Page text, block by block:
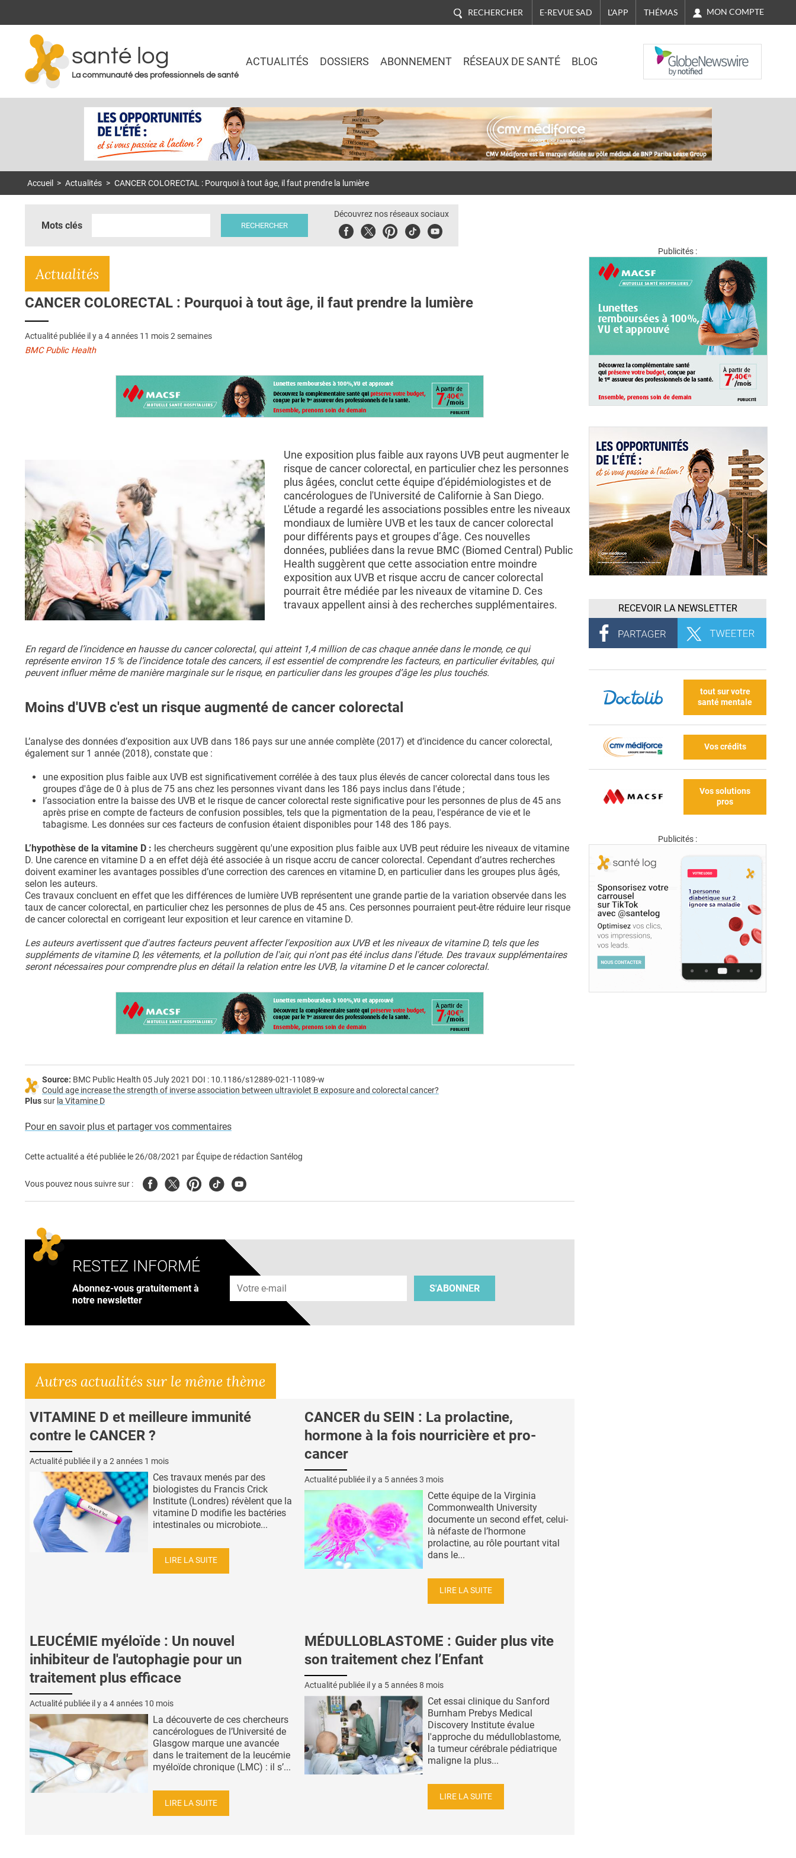
RECHERCHER E-REVUE SAD L'APP THÉMAS MON COMPTE
santé log
La communauté des professionnels de santé
ACTUALITÉS DOSSIERS ABONNEMENT RÉSEAUX DE SANTÉ BLOG
NASDAQ
Accueil > Actualités > CANCER COLORECTAL : Pourquoi à tout âge, il faut prendre la lumière
Mots clés
Découvrez nos réseaux sociaux
FacebookTwitterPinterest
TiktokYoubute
Actualités
CANCER COLORECTAL : Pourquoi à tout âge, il faut prendre la lumière
Actualité publiée il y a 4 années 11 mois 2 semaines
BMC Public Health
Une exposition plus faible aux rayons UVB peut augmenter le
risque de cancer colorectal, en particulier chez les personnes
plus âgées, conclut cette équipe d’épidémiologistes et de
cancérologues de l'Université de Californie à San Diego.
L'étude a regardé les associations possibles entre les niveaux
mondiaux de lumière UVB et les taux de cancer colorectal
pour différents pays et groupes d’âge. Ces nouvelles
données, publiées dans la revue BMC (Biomed Central) Public
Health suggèrent que cette association entre moindre
exposition aux UVB et risque accru de cancer colorectal
pourrait être médiée par les niveaux de vitamine D. Ces
travaux appellent ainsi à des recherches supplémentaires.
En regard de l’incidence en hausse du cancer colorectal, qui atteint 1,4 million de cas chaque année dans le monde, ce qui
représente environ 15 % de l’incidence totale des cancers, il est essentiel de comprendre les facteurs, en particulier évitables, qui
peuvent influer même de manière marginale sur le risque, en particulier dans les groupes d’âge les plus touchés.
Moins d'UVB c'est un risque augmenté de cancer colorectal
L’analyse des données d’exposition aux UVB dans 186 pays sur une année complète (2017) et d’incidence du cancer colorectal,
également sur 1 année (2018), constate que :
une exposition plus faible aux UVB est significativement corrélée à des taux plus élevés de cancer colorectal dans tous les
groupes d'âge de 0 à plus de 75 ans chez les personnes vivant dans les 186 pays inclus dans l'étude ;
l’association entre la baisse des UVB et le risque de cancer colorectal reste significative pour les personnes de plus de 45 ans
après prise en compte de facteurs de confusion possibles, tels que la pigmentation de la peau, l'espérance de vie et le
tabagisme. Les données sur ces facteurs de confusion étaient disponibles pour 148 des 186 pays.
L’hypothèse de la vitamine D : les chercheurs suggèrent qu'une exposition plus faible aux UVB peut réduire les niveaux de vitamine
D. Une carence en vitamine D a en effet déjà été associée à un risque accru de cancer colorectal. Cependant d’autres recherches
doivent examiner les avantages possibles d’une correction des carences en vitamine D, en particulier dans les groupes plus âgés,
selon les auteurs.
Ces travaux concluent en effet que les différences de lumière UVB représentent une grande partie de la variation observée dans les
taux de cancer colorectal, en particulier chez les personnes de plus de 45 ans. Ces personnes pourraient peut-être réduire leur risque
de cancer colorectal en corrigeant leur exposition et leur carence en vitamine D.
Les auteurs avertissent que d'autres facteurs peuvent affecter l'exposition aux UVB et les niveaux de vitamine D, tels que les
suppléments de vitamine D, les vêtements, et la pollution de l'air, qui n'ont pas été inclus dans l'étude. Des travaux supplémentaires
seront nécessaires pour comprendre plus en détail la relation entre les UVB, la vitamine D et le cancer colorectal.
Source: BMC Public Health 05 July 2021 DOI : 10.1186/s12889-021-11089-w
Could age increase the strength of inverse association between ultraviolet B exposure and colorectal cancer?
Plussur la Vitamine D
Pour en savoir plus et partager vos commentaires
Cette actualité a été publiée le26/08/2021 par Équipe de rédaction Santélog
Vous pouvez nous suivre sur : FacebookTwitterPinterest
TiktokYoutube
RESTEZ INFORMÉ
Abonnez-vous gratuitement à
notre newsletter
Adresse e-mail
S'ABONNER
Autres actualités sur le même thème
VITAMINE D et meilleure immunité
contre le CANCER ?
Actualité publiée il y a 2 années 1 mois
Ces travaux menés par des
biologistes du Francis Crick
Institute (Londres) révèlent que la
vitamine D modifie les bactéries
intestinales ou microbiote...
LIRE LA SUITE
CANCER du SEIN : La prolactine,
hormone à la fois nourricière et pro-
cancer
Actualité publiée il y a 5 années 3 mois
Cette équipe de la Virginia
Commonwealth University
documente un second effet, celui-
là néfaste de l’hormone
prolactine, au rôle pourtant vital
dans le...
LIRE LA SUITE
LEUCÉMIE myéloïde : Un nouvel
inhibiteur de l'autophagie pour un
traitement plus efficace
Actualité publiée il y a 4 années 10 mois
La découverte de ces chercheurs
cancérologues de l’Université de
Glasgow marque une avancée
dans le traitement de la leucémie
myéloïde chronique (LMC) : il s’...
LIRE LA SUITE
MÉDULLOBLASTOME : Guider plus vite
son traitement chez l’Enfant
Actualité publiée il y a 5 années 8 mois
Cet essai clinique du Sanford
Burnham Prebys Medical
Discovery Institute évalue
l'approche du médulloblastome,
la tumeur cérébrale pédiatrique
maligne la plus...
LIRE LA SUITE
Publicités :
RECEVOIR LA NEWSLETTER
tout sur votre
santé mentale
Vos crédits
Vos solutions
pros
Publicités :